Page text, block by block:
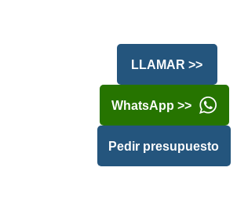
LLAMAR >>
WhatsApp >>
Pedir presupuesto